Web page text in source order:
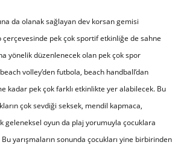
da olanak sağlayan dev korsan gemisi
çerçevesinde pek çok sportif etkinliğe de sahne
yönelik düzenlenecek olan pek çok spor
volley’den futbola, beach handball’dan
kadar pek çok farklı etkinlikte yer alabilecek. Bu
çok sevdiği seksek, mendil kapmaca,
geleneksel oyun da plaj yorumuyla çocuklara
yarışmaların sonunda çocukları yine birbirinden